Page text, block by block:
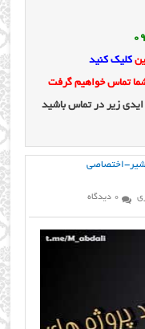
کلیک کنید
تماس خواهیم گرفت
ایدی زیر در تماس باشید
اختصاصی
0 دیدگاه